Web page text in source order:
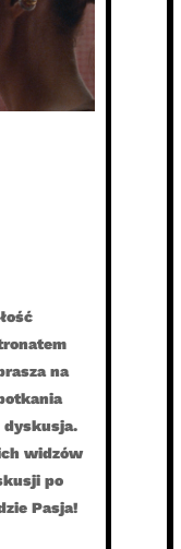
na
widzów
po
Pasja!